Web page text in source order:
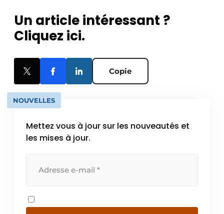
Un article intéressant ?
Cliquez ici.
Copie
NOUVELLES
Mettez vous à jour sur les nouveautés et
les mises à jour.